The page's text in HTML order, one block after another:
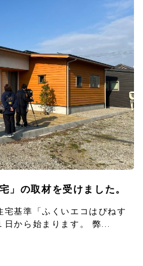
」の取材を受けました。
基準「ふくいエコはぴねす
日から始まります。 弊...